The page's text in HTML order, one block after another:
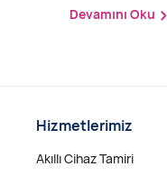
Devamını Oku
Hizmetlerimiz
Akıllı Cihaz Tamiri